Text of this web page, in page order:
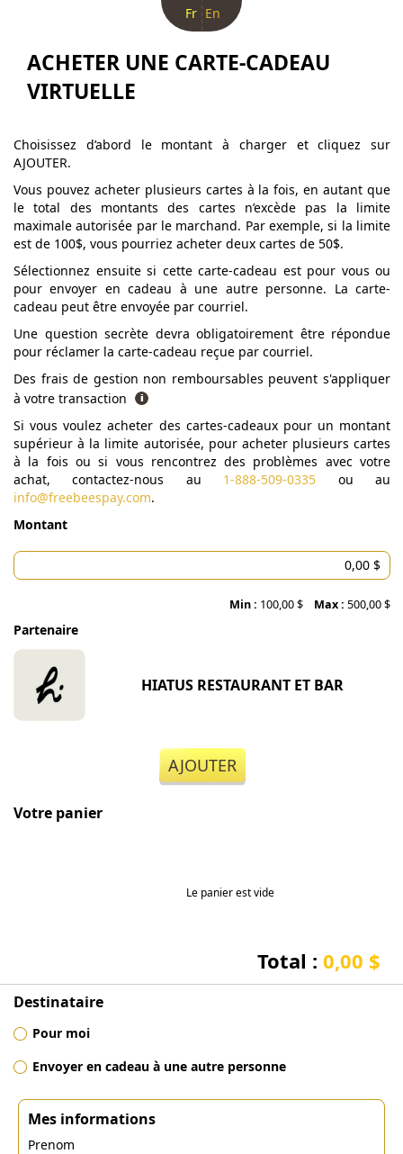
Fr En
ACHETER UNE CARTE-CADEAU
VIRTUELLE
Choisissez d’abord le montant à charger et cliquez sur
AJOUTER.
Vous pouvez acheter plusieurs cartes à la fois, en autant que
le total des montants des cartes n’excède pas la limite
maximale autorisée par le marchand. Par exemple, si la limite
est de 100$, vous pourriez acheter deux cartes de 50$.
Sélectionnez ensuite si cette carte-cadeau est pour vous ou
pour envoyer en cadeau à une autre personne. La carte-
cadeau peut être envoyée par courriel.
Une question secrète devra obligatoirement être répondue
pour réclamer la carte-cadeau reçue par courriel.
Des frais de gestion non remboursables peuvent s'appliquer
à votre transaction
Si vous voulez acheter des cartes-cadeaux pour un montant
supérieur à la limite autorisée, pour acheter plusieurs cartes
à la fois ou si vous rencontrez des problèmes avec votre
achat, contactez-nous au 1-888-509-0335 ou au
info@freebeespay.com.
Montant
Min : 100,00 $ Max : 500,00 $
Partenaire
HIATUS RESTAURANT ET BAR
AJOUTER
Votre panier
Le panier est vide
Total : 0,00 $
Destinataire
Pour moi
Envoyer en cadeau à une autre personne
Mes informations
Prenom